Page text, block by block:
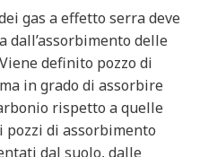
gas a effetto serra deve
dall’assorbimento delle
definito pozzo di
in grado di assorbire
rispetto a quelle
di assorbimento
dal suolo, dalle